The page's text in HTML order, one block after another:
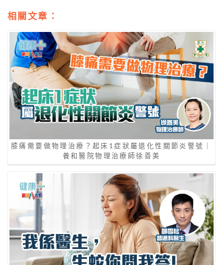
相關文章：
膝痛需要做物理治療？起床1症狀屬退化性關節炎警號｜
養和醫院物理治療師徐善美